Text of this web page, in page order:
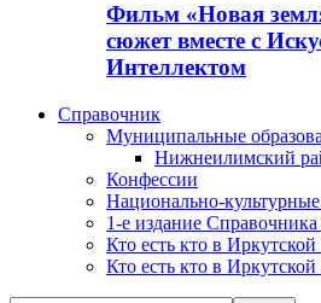
Фильм «Новая
сюжет вместе с
Интеллектом
Справочник
Муниципальные
Нижнеилимский
Конфессии
Национально-
1-е издание Справочника
Кто есть кто в
Кто есть кто в